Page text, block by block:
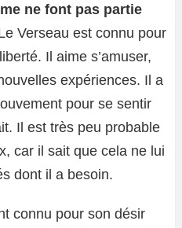
ne font pas partie
Verseau est connu pour
Il aime s’amuser,
expériences. Il a
pour se sentir
Il est très peu probable
car il sait que cela ne lui
dont il a besoin.
connu pour son désir